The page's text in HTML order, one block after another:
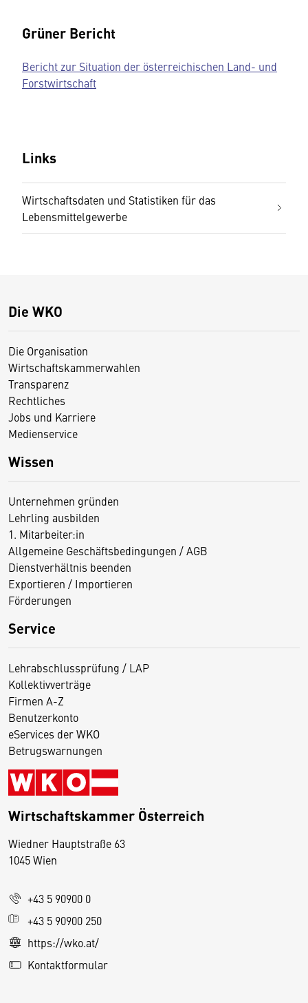
Grüner Bericht
Bericht zur Situation der österreichischen Land- und
Forstwirtschaft
Links
Wirtschaftsdaten und Statistiken für das
Lebensmittelgewerbe
Die WKO
Die Organisation
Wirtschaftskammerwahlen
Transparenz
Rechtliches
Jobs und Karriere
Medienservice
Wissen
Unternehmen gründen
Lehrling ausbilden
1. Mitarbeiter:in
Allgemeine Geschäftsbedingungen / AGB
Dienstverhältnis beenden
Exportieren / Importieren
Förderungen
Service
Lehrabschlussprüfung / LAP
Kollektivverträge
Firmen A-Z
Benutzerkonto
eServices der WKO
Betrugswarnungen
Wirtschaftskammer Österreich
Wiedner Hauptstraße 63
1045 Wien
+43 5 90900 0
+43 5 90900 250
https://wko.at/
Kontaktformular
D
s
e
S
e